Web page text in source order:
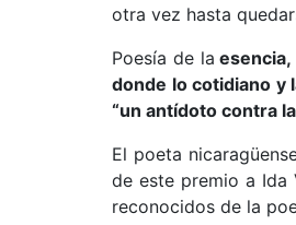
otra vez hasta
Poesía de la
donde lo cotidiano y
“un antídoto contra
El poeta
de este premio a Ida
reconocidos de la